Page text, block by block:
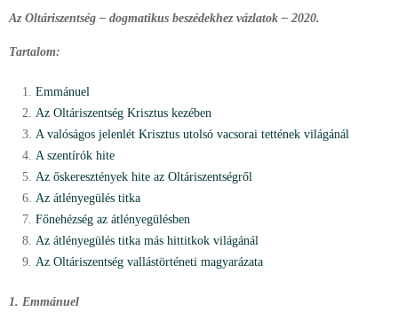
Az Oltáriszentség – dogmatikus beszédekhez vázlatok – 2020.
Tartalom:
Emmánuel
Az Oltáriszentség Krisztus kezében
A valóságos jelenlét Krisztus utolsó vacsorai tettének világánál
A szentírók hite
Az őskeresztények hite az Oltáriszentségről
Az átlényegülés titka
Főnehézség az átlényegülésben
Az átlényegülés titka más hittitkok világánál
Az Oltáriszentség vallástörténeti magyarázata
1. Emmánuel